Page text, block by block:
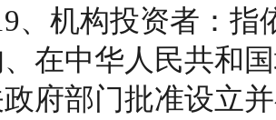
在中华人民共和
府部门批准设立